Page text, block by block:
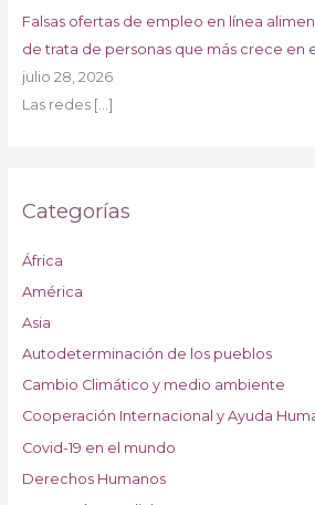
Falsas ofertas de empleo en línea
de trata de personas que más crece en
julio 28, 2026
Las redes […]
Categorías
África
América
Asia
Autodeterminación de los pueblos
Cambio Climático y medio ambiente
Cooperación Internacional y Ayuda
Covid-19 en el mundo
Derechos Humanos